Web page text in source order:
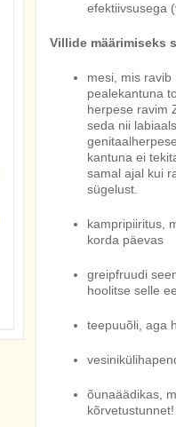
efektiivsusega
Villide määrimiseks
mesi, mis
pealekantuna
herpese ravim
seda nii
kantuna ei
samal ajal kui
sügelust.
kampripiiritus,
korda päevas
greipfruudi
hoolitse selle
teepuuõli, aga
õunaäädikas,
kõrvetustunnet!